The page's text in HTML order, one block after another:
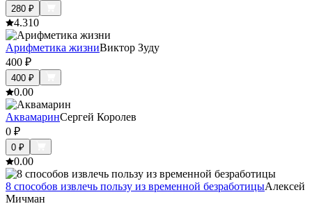
280 ₽
4.310
Арифметика жизниВиктор Зуду
400 ₽
400 ₽
0.00
АквамаринСергей Королев
0 ₽
0 ₽
0.00
8 способов извлечь пользу из временной безработицыАлексей
Мичман